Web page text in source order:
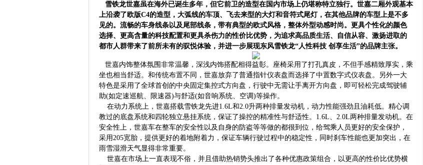
雪铁龙世嘉虽在海外已诞生多年，但它前卫的造型在国内市场上仍堪称特立独行。 世嘉二厢外观基本
上沿袭了欧版C4的造型，大弧线的车顶、飞去来型的大灯和音符式尾灯，在其他品牌的车型上是不多
见的。流畅的车身线条以及尾部线条，带有典型的欧式风格，整体外型动感时尚。更具个性化的颜色
选择、更高含量的科技配置和更具杀伤力的性价比优势，为追求高品质生活、自信从容、激扬进取的
都市人群带来了前所未有的驭悦体验，并进一步展现东风雪铁龙“人性科技 创享生活”的品牌主张。
世嘉内饰整体氛围非常温馨，深浅内饰搭配相得益彰。座椅采用了打孔真皮，不但手感精致厚实，乘
坐也相当舒适。和传统布置不同， 世嘉放弃了普通指针仪表盘而选择了中置数字式仪表盘。另外一大
特色是采用了全球首创的中央固定集控式方向盘，行驶中无需让手离开方向盘，即可轻松完成驾驶辅
助(如定速巡航、限速器)与舒适(如音响系统、空调)等操作。
在动力系统上，世嘉搭载雪铁龙先进1.6L和2.0升两种排量发动机，动力性能强劲且油耗低。精心调
教过的底盘系统和四轮独立悬挂系统，保证了操控的精准性与舒适性。1.6L、2.0L两种排量发动机。在
安全性上，世嘉车在整车的安全性以及自身的防盗等等做的都很到位，给驾乘人员更好的安全保护，
采用205宽胎，提供更好的着地附着力，保证车辆行驶过程中的稳定性，同时刹车性能也更加突出，在
雨雪湿滑天气显得非常重要。
世嘉在市场上一直表现不俗，并且借助热销势头推出了各种优惠政策组合，以更高的性价比优势横